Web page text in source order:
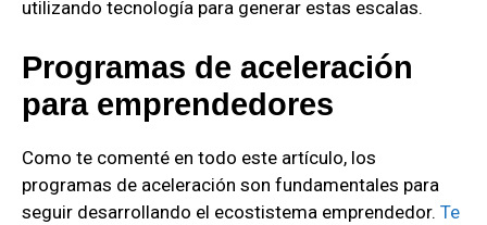
utilizando tecnología para generar estas escalas.
Programas de aceleración
para emprendedores
Como te comenté en todo este artículo, los
programas de aceleración son fundamentales para
seguir desarrollando el ecostistema emprendedor. Te